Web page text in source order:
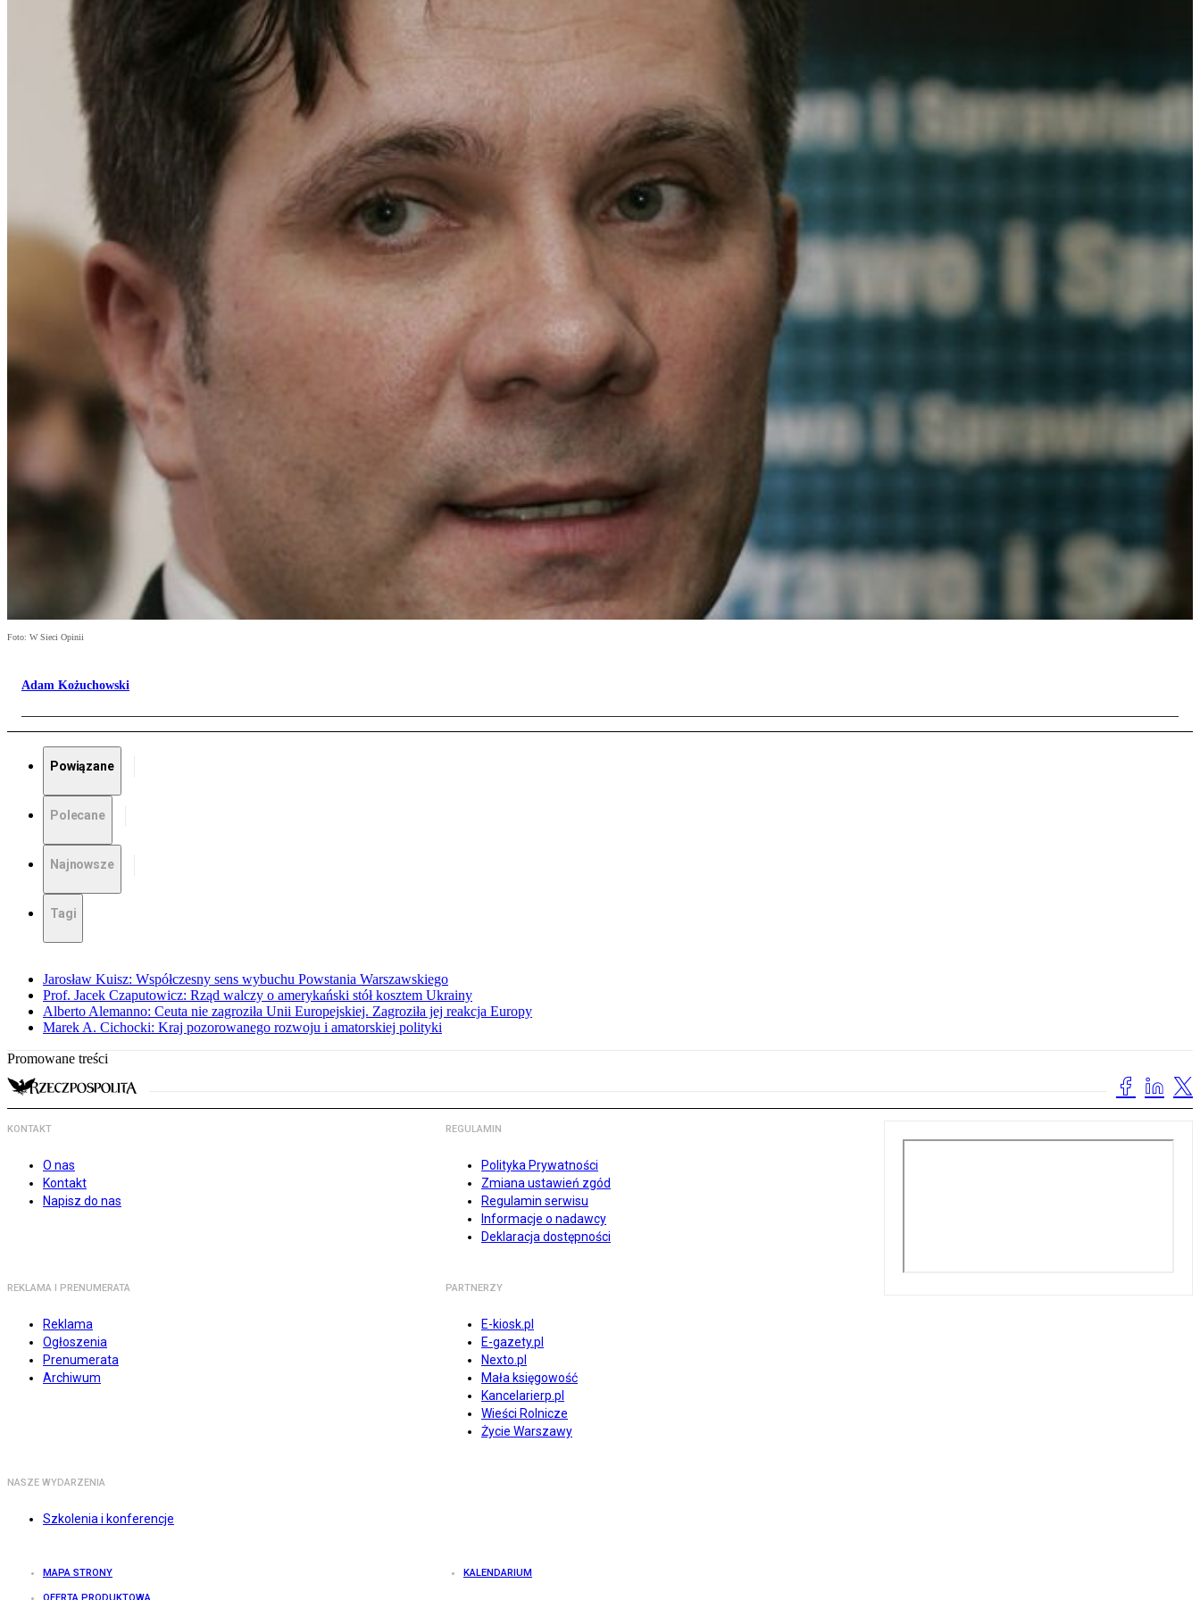
Foto: W Sieci Opinii
Adam Kożuchowski
Powiązane
Polecane
Najnowsze
Tagi
Jarosław Kuisz: Współczesny sens wybuchu Powstania Warszawskiego
Prof. Jacek Czaputowicz: Rząd walczy o amerykański stół kosztem Ukrainy
Alberto Alemanno: Ceuta nie zagroziła Unii Europejskiej. Zagroziła jej reakcja Europy
Marek A. Cichocki: Kraj pozorowanego rozwoju i amatorskiej polityki
Promowane treści
KONTAKT
O nas
Kontakt
Napisz do nas
REGULAMIN
Polityka Prywatności
Zmiana ustawień zgód
Regulamin serwisu
Informacje o nadawcy
Deklaracja dostępności
REKLAMA I PRENUMERATA
Reklama
Ogłoszenia
Prenumerata
Archiwum
PARTNERZY
E-kiosk.pl
E-gazety.pl
Nexto.pl
Mała księgowość
Kancelarierp.pl
Wieści Rolnicze
Życie Warszawy
NASZE WYDARZENIA
Szkolenia i konferencje
MAPA STRONY KALENDARIUM